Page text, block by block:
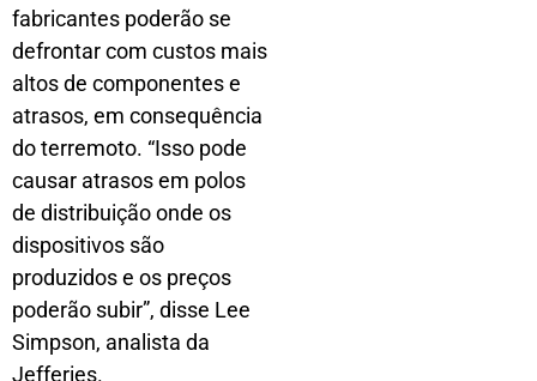
fabricantes poderão se
defrontar com custos mais
altos de componentes e
atrasos, em consequência
do terremoto. “Isso pode
causar atrasos em polos
de distribuição onde os
dispositivos são
produzidos e os preços
poderão subir”, disse Lee
Simpson, analista da
Jefferies.